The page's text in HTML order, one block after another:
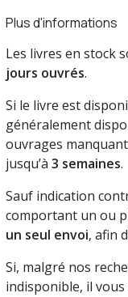
Plus d'informations
Les livres en stock
jours ouvrés.
Si le livre est
généralement
ouvrages
jusqu’à 3 semaines.
Sauf indication
comportant un ou
un seul envoi, afin
Si, malgré nos
indisponible, il vous